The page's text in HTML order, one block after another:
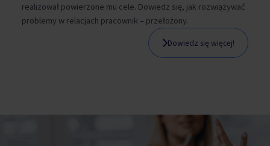
realizował powierzone mu cele. Dowiedz się, jak rozwiązywać
problemy w relacjach pracownik – przełożony.
Dowiedz się więcej!